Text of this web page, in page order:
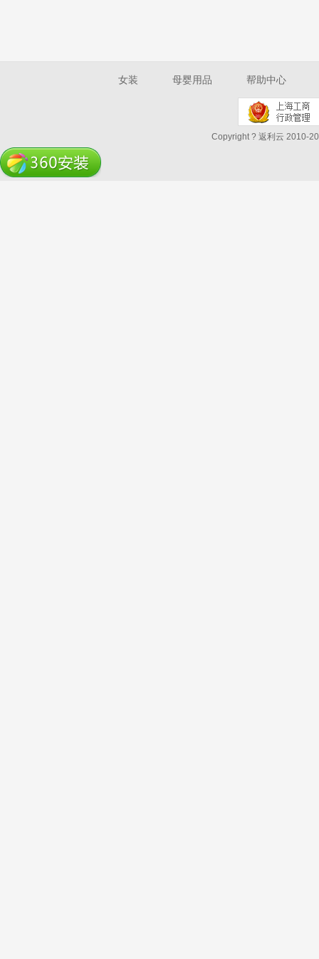
女装 母婴用品 帮助中心
Copyright ? 返利云 2010-